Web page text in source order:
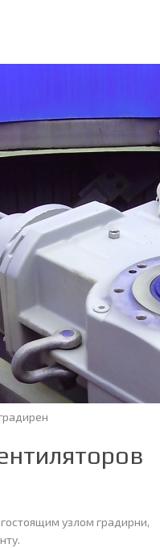
узлом градирни,